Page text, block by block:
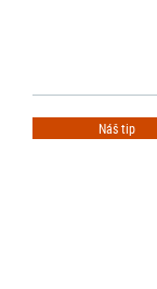
Náš tip